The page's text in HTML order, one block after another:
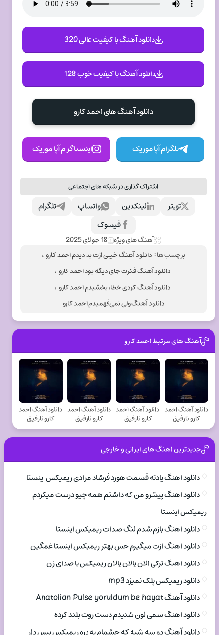
دانلود آهنگ با کیفیت عالی 320
دانلود آهنگ با کیفیت خوب 128
دانلود آهنگ های احمد کارو
تلگرام آپا موزیک اینستاگرام آپا موزیک
اشتراک گذاری در شبکه های اجتماعی
تلگرام واتساپ لینکدین
تویتر
فیسوک
آهنگ های ویژه 18 جولای 2025
برچسب ها : دانلود آهنگ خیلی ازت بد دیدم احمد کارو ،
دانلود آهنگ فکرت جای دیگه بود احمد کارو ،
دانلود آهنگ کردی خطا، بخشیدم احمد کارو ،
دانلود آهنگ ولی نمی‌فهمیدم احمد کارو
آهنگ های مرتبط احمد کارو
دانلود آهنگ احمد
کارو نارفیق
دانلود آهنگ احمد
کارو نارفیق
دانلود آهنگ احمد
کارو نارفیق
دانلود آهنگ احمد
کارو نارفیق
جدیدترین اهنگ های ایرانی و خارجی
دانلود اهنگ یادته قسمت هورد فرشاد مرادی ریمیکس اینستا
دانلود اهنگ پیشرو من که داشتم همه چیو درست میکردم
ریمیکس اینستا
دانلود اهنگ بازم شدم لنگ صدات ریمیکس اینستا
دانلود اهنگ ازت میگیرم حس بهتر ریمیکس اینستا غمگین
دانلود اهنگ ترکی الان یالان یالان ریمیکس با صدای زن
دانلود ریمیکس پلک نمیزد mp3
دانلود آهنگ Anatolian Pulse yoruldum be hayat
دانلود اهنگ سمی لون شنیدم دست روت بلند کرده
دانلود آهنگ دو سه شبه که چشمام به دره ریمیکس بیس دار